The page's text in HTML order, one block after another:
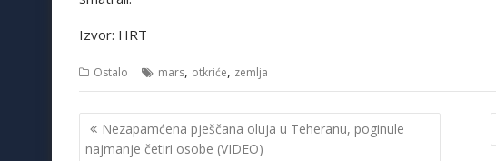
Izvor: HRT
Ostalo mars, otkriće, zemlja
Navigacija
objava
Nezapamćena pješčana oluja u Teheranu, poginule
najmanje četiri osobe (VIDEO)